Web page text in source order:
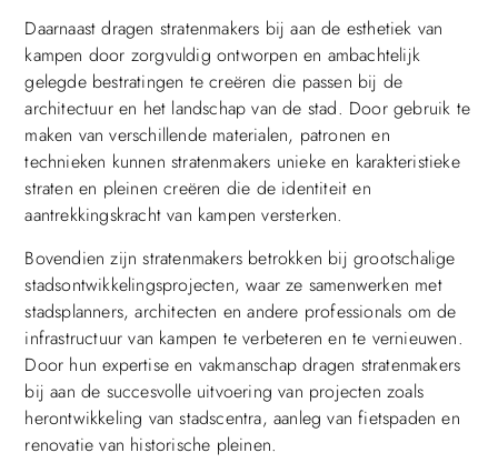
Daarnaast dragen stratenmakers bij aan de esthetiek van
kampen door zorgvuldig ontworpen en ambachtelijk
gelegde bestratingen te creëren die passen bij de
architectuur en het landschap van de stad. Door gebruik te
maken van verschillende materialen, patronen en
technieken kunnen stratenmakers unieke en karakteristieke
straten en pleinen creëren die de identiteit en
aantrekkingskracht van kampen versterken.
Bovendien zijn stratenmakers betrokken bij grootschalige
stadsontwikkelingsprojecten, waar ze samenwerken met
stadsplanners, architecten en andere professionals om de
infrastructuur van kampen te verbeteren en te vernieuwen.
Door hun expertise en vakmanschap dragen stratenmakers
bij aan de succesvolle uitvoering van projecten zoals
herontwikkeling van stadscentra, aanleg van fietspaden en
renovatie van historische pleinen.